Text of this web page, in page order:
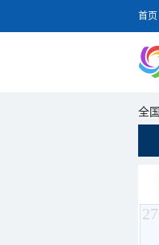
首页
全国
27